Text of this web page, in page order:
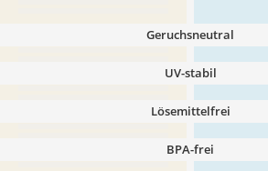
Geruchsneutral
UV-stabil
Lösemittelfrei
BPA-frei